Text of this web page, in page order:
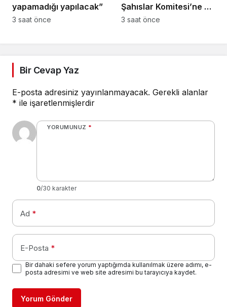
yapamadığı yapılacak”
3 saat önce
Şahıslar Komitesi’ne 50
bin dolar katkı
3 saat önce
Bir Cevap Yaz
E-posta adresiniz yayınlanmayacak. Gerekli alanlar
* ile işaretlenmişlerdir
YORUMUNUZ *
0/30 karakter
Ad *
E-Posta *
Bir dahaki sefere yorum yaptığımda kullanılmak üzere adımı, e-
posta adresimi ve web site adresimi bu tarayıcıya kaydet.
Yorum Gönder